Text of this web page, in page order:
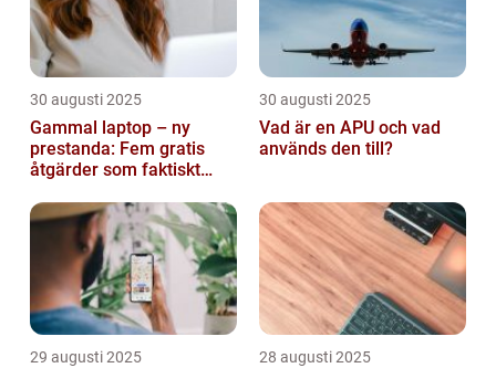
30 augusti 2025
Gammal laptop – ny
prestanda: Fem gratis
åtgärder som faktiskt
30 augusti 2025
Vad är en APU och vad
används den till?
29 augusti 2025 28 augusti 2025